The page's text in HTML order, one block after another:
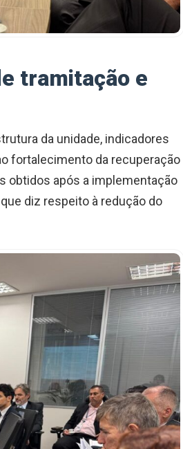
tramitação e
da unidade, indicadores
fortalecimento da recuperação
obtidos após a implementação
diz respeito à redução do